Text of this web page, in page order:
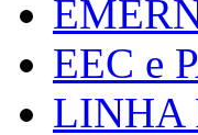
EEC e
LINHA